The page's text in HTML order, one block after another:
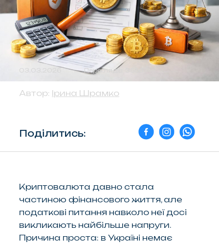
03.03.2026 Переглядів: 3556
Автор: Ірина Шрамко
Поділитись:
Криптовалюта давно стала
частиною фінансового життя, але
податкові питання навколо неї досі
викликають найбільше напруги.
Причина проста: в Україні немає